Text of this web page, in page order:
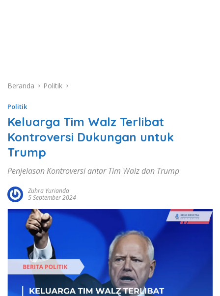
Beranda Politik
Politik
Keluarga Tim Walz Terlibat
Kontroversi Dukungan untuk
Trump
Penjelasan Kontroversi antar Tim Walz dan Trump
Zuhra Yurianda
5 September 2024